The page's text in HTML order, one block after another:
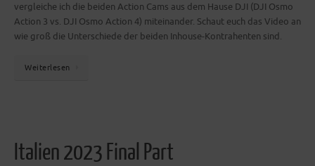
vergleiche ich die beiden Action Cams aus dem Hause DJI (DJI Osmo
Action 3 vs. DJI Osmo Action 4) miteinander. Schaut euch das Video an
wie groß die Unterschiede der beiden Inhouse-Kontrahenten sind.
Weiterlesen
Italien 2023 Final Part